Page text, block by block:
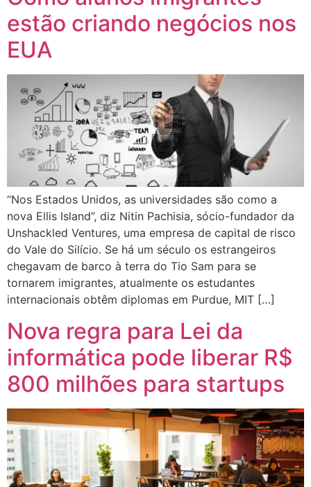
estão criando negócios nos
EUA
“Nos Estados Unidos, as universidades são como a
nova Ellis Island”, diz Nitin Pachisia, sócio-fundador da
Unshackled Ventures, uma empresa de capital de risco
do Vale do Silício. Se há um século os estrangeiros
chegavam de barco à terra do Tio Sam para se
tornarem imigrantes, atualmente os estudantes
internacionais obtêm diplomas em Purdue, MIT […]
Nova regra para Lei da
informática pode liberar R$
800 milhões para startups